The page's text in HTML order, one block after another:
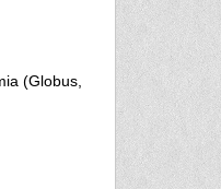
(Globus,